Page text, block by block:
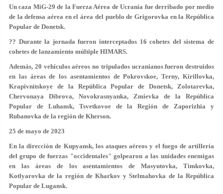
Un caza MiG-29 de la Fuerza Aérea de Ucrania fue derribado por medio
de la defensa aérea en el área del pueblo de Grigorovka en la República
Popular de Donetsk.
?? Durante la jornada fueron interceptados 16 cohetes del sistema de
cohetes de lanzamiento múltiple HIMARS.
Además, 20 vehículos aéreos no tripulados ucranianos fueron destruidos
en las áreas de los asentamientos de Pokrovskoe, Terny, Kirillovka,
Krapivnitskoye de la República Popular de Donetsk, Zolotarevka,
Chervonaya Dibrova, Novokrasnyanka, Zmievka de la República
Popular de Luhansk, Tsvetkovoe de la Región de Zaporizhia y
Rubanovka de la región de Kherson.
25 de mayo de 2023
En la dirección de Kupyansk, los ataques aéreos y el fuego de artillería
del grupo de fuerzas "occidentales" golpearon a las unidades enemigas
en las áreas de los asentamientos de Masyutovka, Timkovka,
Kotlyarovka de la región de Kharkov y Stelmahovka de la República
Popular de Lugansk.